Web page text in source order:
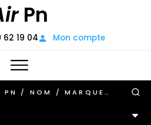
Pn
19 04 Mon compte